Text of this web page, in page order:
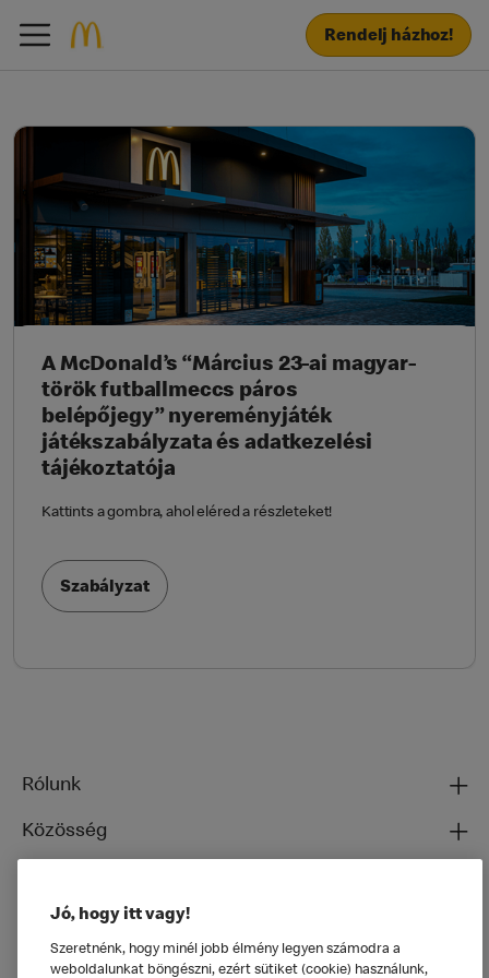
Rendelj házhoz!
A McDonald’s “Március 23-ai magyar-
török futballmeccs páros
belépőjegy” nyereményjáték
játékszabályzata és adatkezelési
tájékoztatója
Kattints a gombra, ahol eléred a részleteket!
Szabályzat
Rólunk
Közösség
Általános
Jó, hogy itt vagy!
Szeretnénk, hogy minél jobb élmény legyen számodra a
weboldalunkat böngészni, ezért sütiket (cookie) használunk,